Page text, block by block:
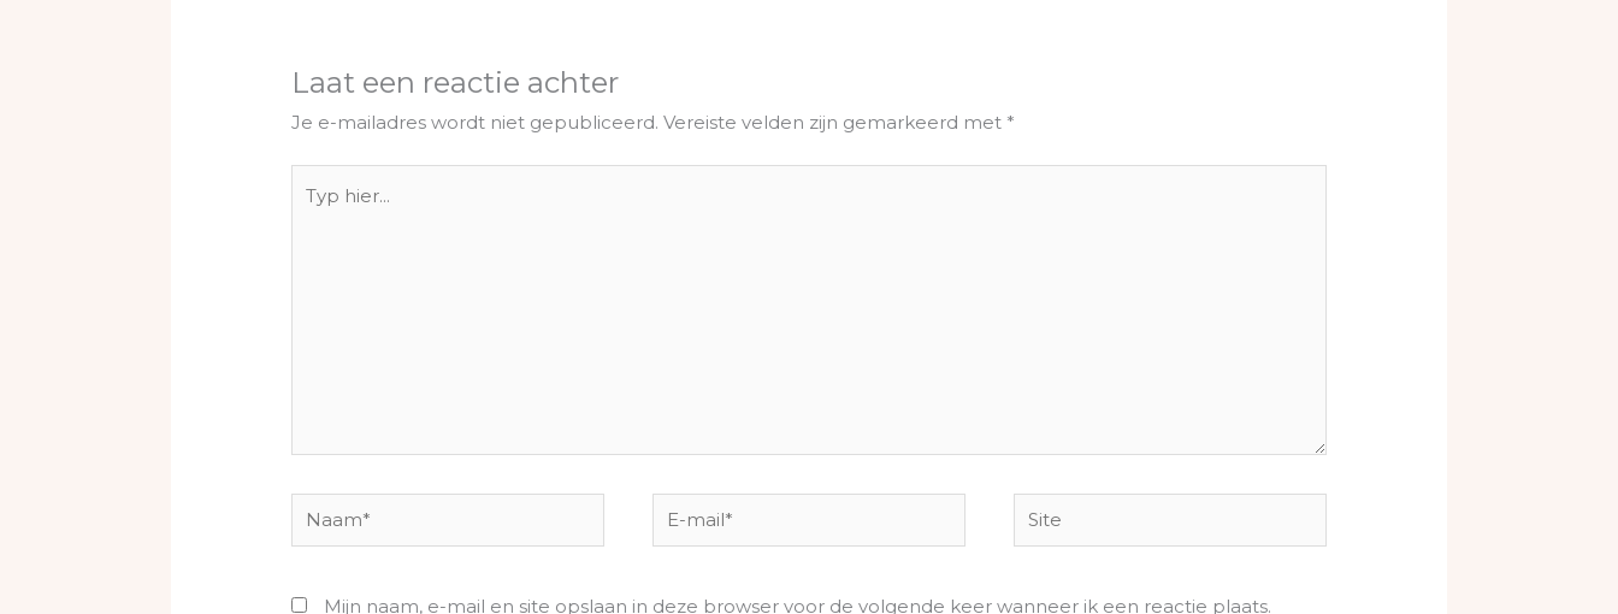
Laat een reactie achter
Je e-mailadres wordt niet gepubliceerd. Vereiste velden zijn gemarkeerd met *
hier...
Naam*
E-
mail*
Site
Mijn naam, e-mail en site opslaan in deze browser voor de volgende keer wanneer ik een reactie plaats.